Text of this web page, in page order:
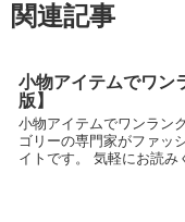
関連記事
小物アイテムでワン
版】
小物アイテムでワンラン
ゴリーの専門家がファッ
イトです。 気軽にお読